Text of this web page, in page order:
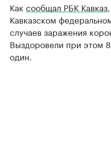
Как сообщал РБК Кавказ
Кавказском
случаев заражения
Выздоровели при этом
один.